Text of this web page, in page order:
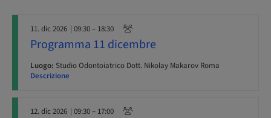
11. dic 2026 | 09:30 – 18:30
Programma 11 dicembre
Luogo: Studio Odontoiatrico Dott. Nikolay Makarov Roma
Descrizione
12. dic 2026 | 09:30 – 17:00